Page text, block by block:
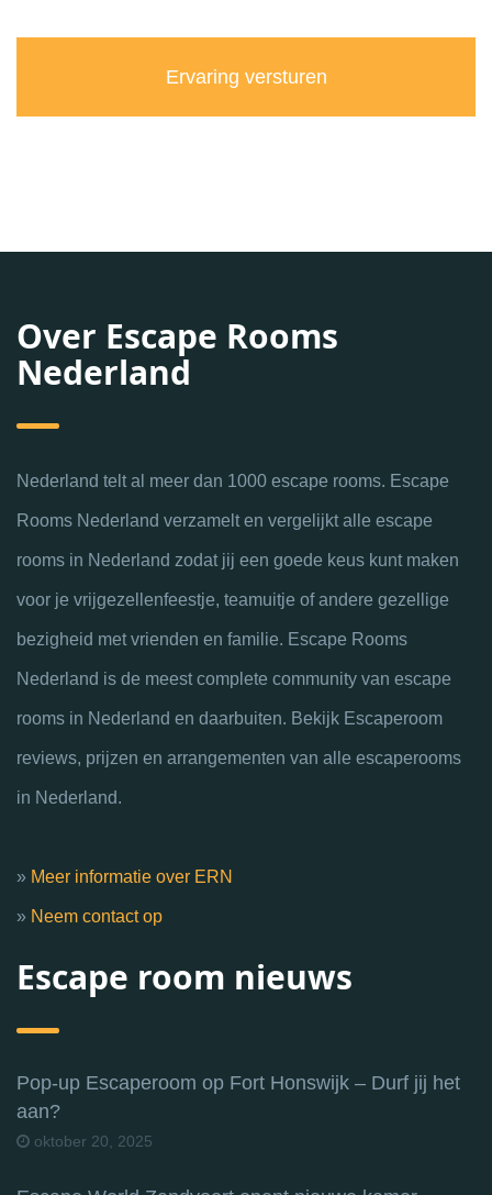
Over Escape Rooms
Nederland
Nederland telt al meer dan 1000 escape rooms. Escape
Rooms Nederland verzamelt en vergelijkt alle escape
rooms in Nederland zodat jij een goede keus kunt maken
voor je vrijgezellenfeestje, teamuitje of andere gezellige
bezigheid met vrienden en familie. Escape Rooms
Nederland is de meest complete community van escape
rooms in Nederland en daarbuiten. Bekijk Escaperoom
reviews, prijzen en arrangementen van alle escaperooms
in Nederland.
» Meer informatie over ERN
» Neem contact op
Escape room nieuws
Pop-up Escaperoom op Fort Honswijk – Durf jij het
aan?
oktober 20, 2025